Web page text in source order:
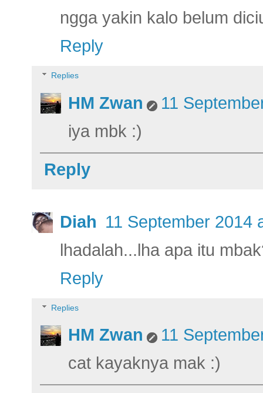
ngga yakin kalo belum
Reply
Replies
HM Zwan
11
iya mbk :)
Reply
Diah 11 September 2014
lhadalah...lha apa itu
Reply
Replies
HM Zwan
11
cat kayaknya mak :)